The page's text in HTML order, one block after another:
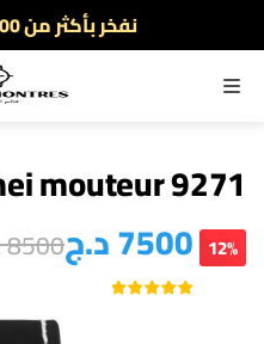
أطلب الآن والدفع
توصيل سريع
نفخر بأكثر من 5000 مشتري سعيد
القائمة
mouteur 9271
7500د.ج8500 12%